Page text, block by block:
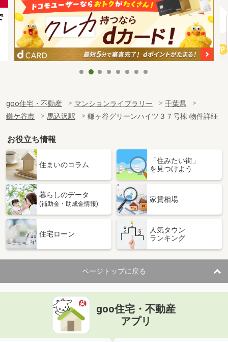
goo住宅・不動産 マンションライブラリー
千葉県
鎌ケ谷市
馬込沢駅 鎌ヶ谷グリーンハイツ３７号棟 物件詳細
お役立ち情報
住まいのコラム
「住みたい街」
を見つけよう
暮らしのデータ
(補助金・助成金情報)
家賃相場
住宅ローン
人気タウン
ランキング
ページトップに戻る
goo住宅・不動産
アプリ